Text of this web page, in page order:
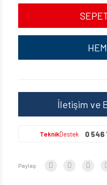
İletişim ve
TeknikDestek 0 546
Paylaş: